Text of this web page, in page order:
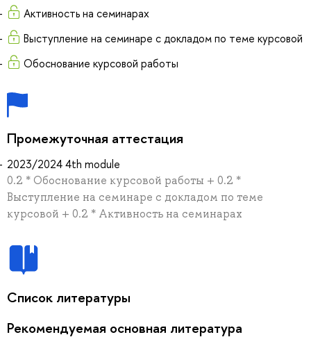
Активность на семинарах
Выступление на семинаре с докладом по теме курсовой
Обоснование курсовой работы
Промежуточная аттестация
2023/2024 4th module
0.2 * Обоснование курсовой работы + 0.2 *
Выступление на семинаре с докладом по теме
курсовой + 0.2 * Активность на семинарах
Список литературы
Рекомендуемая основная литература